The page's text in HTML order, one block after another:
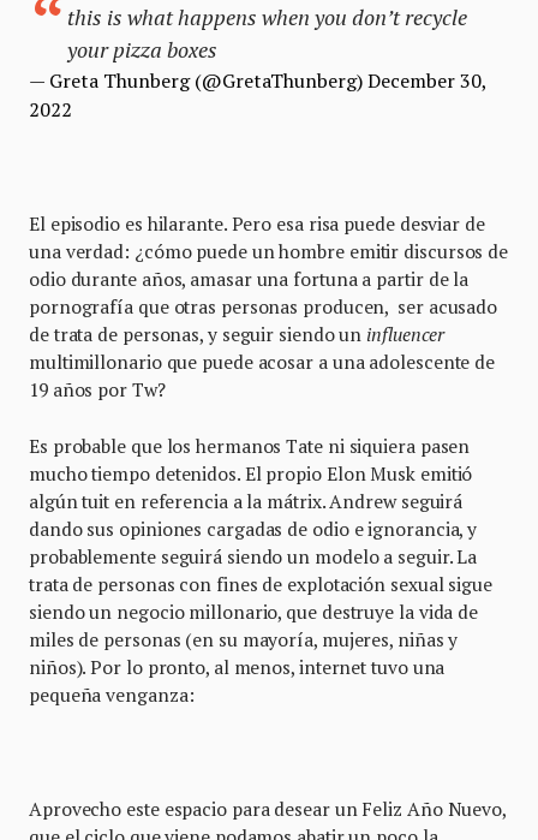
this is what happens when you don’t recycle
your pizza boxes
— Greta Thunberg (@GretaThunberg)December 30,
2022
El episodio es hilarante. Pero esa risa puede desviar de
una verdad: ¿cómo puede un hombre emitir discursos de
odio durante años, amasar una fortuna a partir de la
pornografía que otras personas producen, ser acusado
de trata de personas, y seguir siendo un influencer
multimillonario que puede acosar a una adolescente de
19 años por Tw?
Es probable que los hermanos Tate ni siquiera pasen
mucho tiempo detenidos. El propio Elon Musk emitió
algún tuit en referencia a la mátrix. Andrew seguirá
dando sus opiniones cargadas de odio e ignorancia, y
probablemente seguirá siendo un modelo a seguir. La
trata de personas con fines de explotación sexual sigue
siendo un negocio millonario, que destruye la vida de
miles de personas (en su mayoría, mujeres, niñas y
niños). Por lo pronto, al menos, internet tuvo una
pequeña venganza:
Aprovecho este espacio para desear un Feliz Año Nuevo,